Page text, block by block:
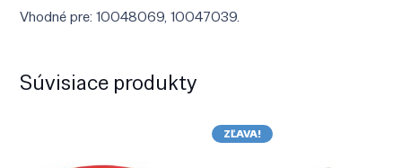
Vhodné pre: 10048069, 10047039.
Súvisiace produkty
ZĽAVA!